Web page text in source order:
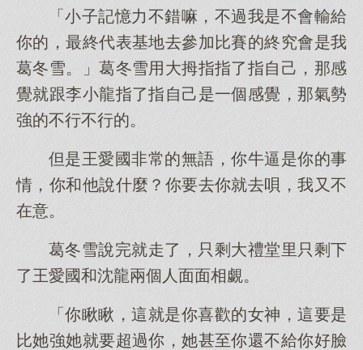
「小子記憶力不錯嘛，不過我是不會輸給
你的，最終代表基地去參加比賽的終究會是我
葛冬雪。」葛冬雪用大拇指指了指自己，那感
覺就跟李小龍指了指自己是一個感覺，那氣勢
強的不行不行的。
但是王愛國非常的無語，你牛逼是你的事
情，你和他說什麼？你要去你就去唄，我又不
在意。
葛冬雪說完就走了，只剩大禮堂里只剩下
了王愛國和沈龍兩個人面面相覷。
「你瞅瞅，這就是你喜歡的女神，這要是
比她強她就要超過你，她甚至你還不給你好臉